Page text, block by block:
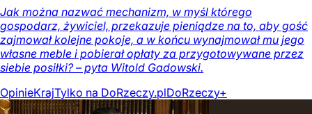
Jak można nazwać mechanizm, w myśl którego
gospodarz, żywiciel, przekazuje pieniądze na to, aby gość
zajmował kolejne pokoje, a w końcu wynajmował mu jego
własne meble i pobierał opłaty za przygotowywane przez
siebie posiłki? – pyta Witold Gadowski.
OpinieKrajTylko na DoRzeczy.plDoRzeczy+